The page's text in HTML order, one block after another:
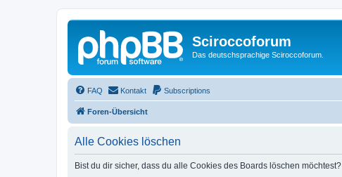
Sciroccoforum
Das deutschsprachige Sciroccoforum.
FAQ Kontakt Subscriptions
Foren-Übersicht
Alle Cookies löschen
Bist du dir sicher, dass du alle Cookies des Boards löschen möchtest?